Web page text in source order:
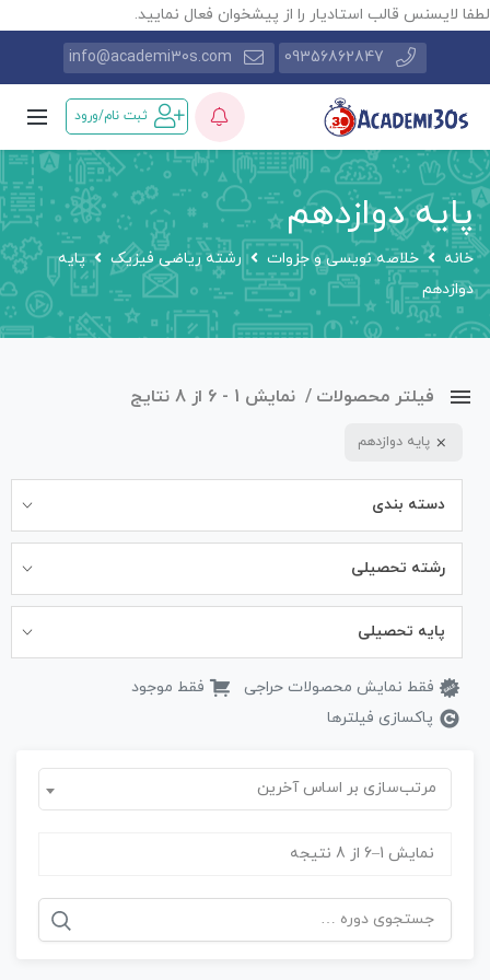
لطفا لایسنس قالب استادیار را از پیشخوان فعال نمایید.
09356862847
info@academi30s.com
ثبت نام/ورود
پایه دوازدهم
خانه خلاصه نویسی و جزوات رشته ریاضی فیزیک
پایه
دوازدهم
فیلتر محصولات نمایش 1 - 6 از 8 نتایج
پایه دوازدهم
دسته بندی
رشته تحصیلی
پایه تحصیلی
فقط نمایش محصولات حراجی
فقط موجود
پاکسازی فیلترها
مرتب‌سازی بر اساس آخرین
نمایش 1–6 از 8 نتیجه
جستجو
برای: